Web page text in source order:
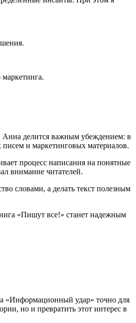
Анна делится важным убеждением: в
и маркетинговых материалов.
процесс написания на понятные
внимание читателей.
словами, а делать текст полезным
«Пишут все!» станет надежным
«Информационный удар» точно для
но и превратить этот интерес в